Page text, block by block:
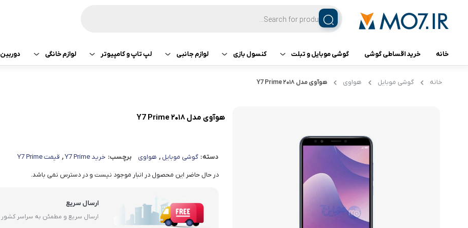
خانه خرید اقساطی گوشی گوشی موبایل و تبلت
تبلت
تبلت هوآوی گوشی شیائومی
گوشی ناتینگ فون
گوشی داریا
کنسول بازی
کنسول بازی سونی
لوازم جانبی
هندزفری هایلو
لپ تاپ و کامپیوتر
قطعات کامپیوتر
لوازم خانگی
کولر و لوازم سرمایشی
آبمیوه گیری
دوربین
خانه گوشی موبایل هواوی هوآوی مدل ۲۰۱۸ Y7 Prime
هوآوی مدل ۲۰۱۸ Y7 Prime
دسته: گوشی موبایل , هواوی برچسب: خرید Y7 Prime , قیمت Y7 Prime
در حال حاضر این محصول در انبار موجود نیست و در دسترس نمی باشد.
ارسال سریع
ارسال سریع و مطمئن به سراسر کشور